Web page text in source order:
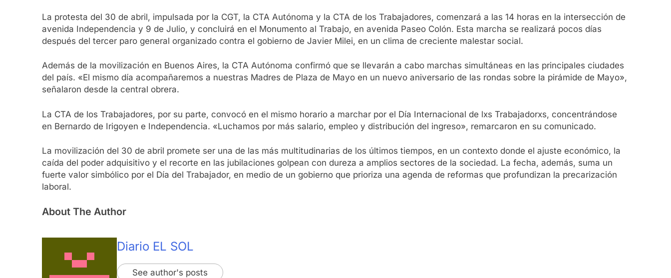
La protesta del 30 de abril, impulsada por la CGT, la CTA Autónoma y la CTA de los Trabajadores, comenzará a las 14 horas en la intersección de
avenida Independencia y 9 de Julio, y concluirá en el Monumento al Trabajo, en avenida Paseo Colón. Esta marcha se realizará pocos días
después del tercer paro general organizado contra el gobierno de Javier Milei, en un clima de creciente malestar social.
Además de la movilización en Buenos Aires, la CTA Autónoma confirmó que se llevarán a cabo marchas simultáneas en las principales ciudades
del país. «El mismo día acompañaremos a nuestras Madres de Plaza de Mayo en un nuevo aniversario de las rondas sobre la pirámide de Mayo»,
señalaron desde la central obrera.
La CTA de los Trabajadores, por su parte, convocó en el mismo horario a marchar por el Día Internacional de lxs Trabajadorxs, concentrándose
en Bernardo de Irigoyen e Independencia. «Luchamos por más salario, empleo y distribución del ingreso», remarcaron en su comunicado.
La movilización del 30 de abril promete ser una de las más multitudinarias de los últimos tiempos, en un contexto donde el ajuste económico, la
caída del poder adquisitivo y el recorte en las jubilaciones golpean con dureza a amplios sectores de la sociedad. La fecha, además, suma un
fuerte valor simbólico por el Día del Trabajador, en medio de un gobierno que prioriza una agenda de reformas que profundizan la precarización
laboral.
About The Author
Diario EL SOL
See author's posts